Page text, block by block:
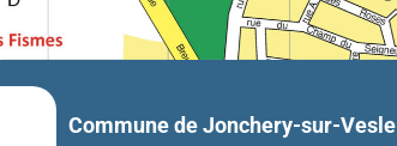
Commune de Jonchery-sur-Vesle